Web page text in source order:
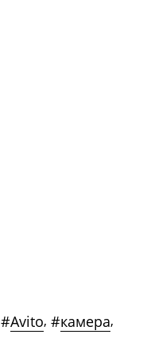
#Avito, #камера,